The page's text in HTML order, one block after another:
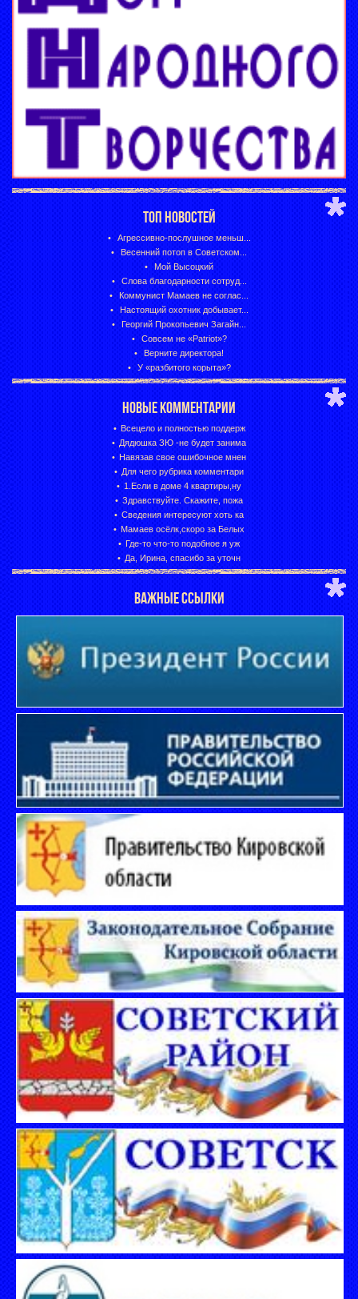
ТОП НОВОСТЕЙ
Агрессивно-послушное меньш...
Весенний потоп в Советском...
Мой Высоцкий
Слова благодарности сотруд...
Коммунист Мамаев не соглас...
Настоящий охотник добывает...
Георгий Прокопьевич Загайн...
Совсем не «Patriot»?
Верните директора!
У «разбитого корыта»?
НОВЫЕ КОММЕНТАРИИ
Всецело и полностью поддерж
Дядюшка ЗЮ -не будет занима
Навязав свое ошибочное мнен
Для чего рубрика комментари
1.Если в доме 4 квартиры,ну
Здравствуйте. Скажите, пожа
Сведения интересуют хоть ка
Мамаев осёлк,скоро за Белых
Где-то что-то подобное я уж
Да, Ирина, спасибо за уточн
ВАЖНЫЕ ССЫЛКИ